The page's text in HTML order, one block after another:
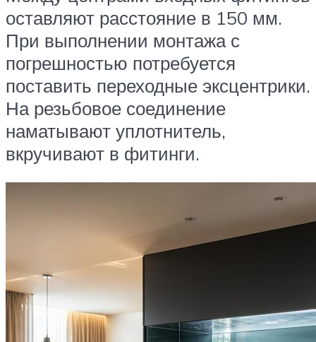
оставляют расстояние в 150 мм.
При выполнении монтажа с
погрешностью потребуется
поставить переходные эксцентрики.
На резьбовое соединение
наматывают уплотнитель,
вкручивают в фитинги.